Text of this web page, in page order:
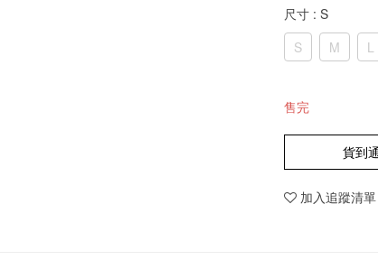
尺寸 : S
S
M L
售完
貨到
加入追蹤清單